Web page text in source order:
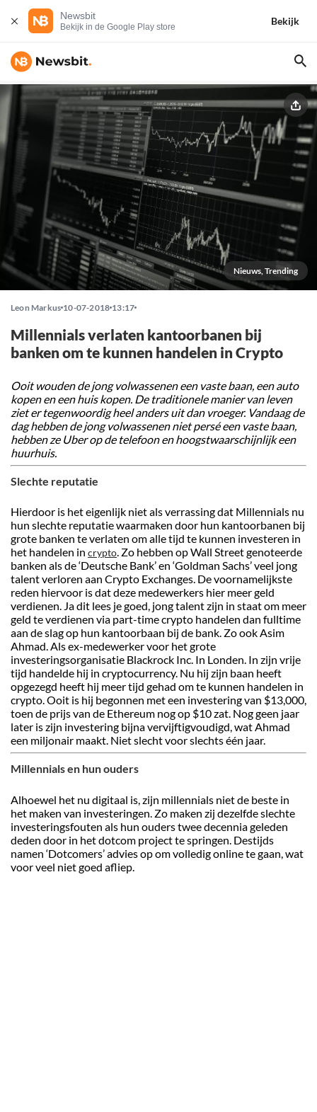
Newsbit
Bekijk in de Google Play store
Bekijk
Nieuws, Trending
Leon Markus 10-07-2018 13:17
Millennials verlaten kantoorbanen bij
banken om te kunnen handelen in Crypto
Ooit wouden de jong volwassenen een vaste baan, een auto
kopen en een huis kopen. De traditionele manier van leven
ziet er tegenwoordig heel anders uit dan vroeger. Vandaag de
dag hebben de jong volwassenen niet persé een vaste baan,
hebben ze Uber op de telefoon en hoogstwaarschijnlijk een
huurhuis.
Slechte reputatie
Hierdoor is het eigenlijk niet als verrassing dat Millennials nu
hun slechte reputatie waarmaken door hun kantoorbanen bij
grote banken te verlaten om alle tijd te kunnen investeren in
het handelen in crypto. Zo hebben op Wall Street genoteerde
banken als de ‘Deutsche Bank’ en ‘Goldman Sachs’ veel jong
talent verloren aan Crypto Exchanges. De voornamelijkste
reden hiervoor is dat deze medewerkers hier meer geld
verdienen. Ja dit lees je goed, jong talent zijn in staat om meer
geld te verdienen via part-time crypto handelen dan fulltime
aan de slag op hun kantoorbaan bij de bank. Zo ook Asim
Ahmad. Als ex-medewerker voor het grote
investeringsorganisatie Blackrock Inc. In Londen. In zijn vrije
tijd handelde hij in cryptocurrency. Nu hij zijn baan heeft
opgezegd heeft hij meer tijd gehad om te kunnen handelen in
crypto. Ooit is hij begonnen met een investering van $13,000,
toen de prijs van de Ethereum nog op $10 zat. Nog geen jaar
later is zijn investering bijna vervijftigvoudigd, wat Ahmad
een miljonair maakt. Niet slecht voor slechts één jaar.
Millennials en hun ouders
Alhoewel het nu digitaal is, zijn millennials niet de beste in
het maken van investeringen. Zo maken zij dezelfde slechte
investeringsfouten als hun ouders twee decennia geleden
deden door in het dotcom project te springen. Destijds
namen ‘Dotcomers’ advies op om volledig online te gaan, wat
voor veel niet goed afliep.